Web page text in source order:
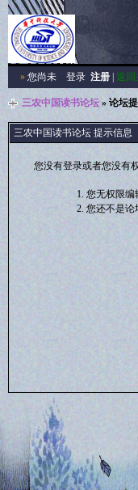
»您尚未 登录 注册| 返回
三农中国读书论坛» 论坛
三农中国读书论坛 提示信息
您没有登录或者您没有
您无权限编
您还不是论